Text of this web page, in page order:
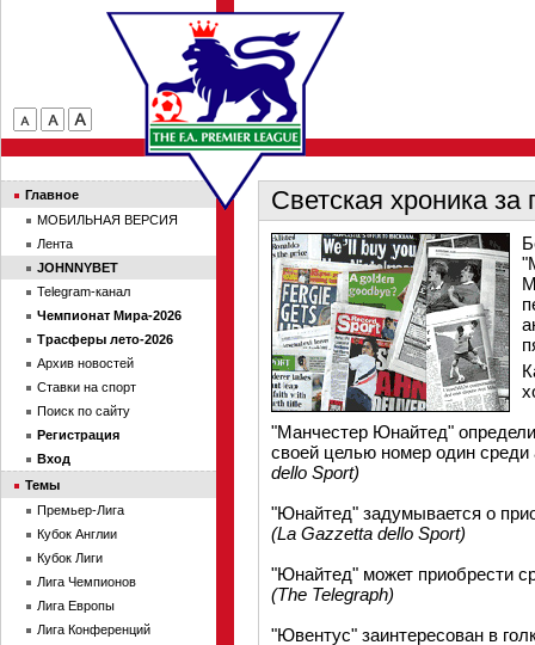
Светская хроника за
"Манчестер Юнайтед"
своей целью номер один
dello Sport)
"Юнайтед" задумывается о
(La Gazzetta dello Sport)
"Юнайтед" может приобрести
(The Telegraph)
"Ювентус" заинтересован в
Главное
МОБИЛЬНАЯ ВЕРСИЯ
Лента
JOHNNYBET
Telegram-канал
Чемпионат Мира-2026
Трасферы лето-2026
Архив новостей
Ставки на спорт
Поиск по сайту
Регистрация
Вход
Темы
Премьер-Лига
Кубок Англии
Кубок Лиги
Лига Чемпионов
Лига Европы
Лига Конференций